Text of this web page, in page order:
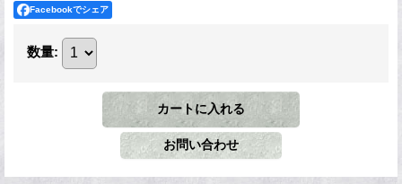
Facebookでシェア
数量: